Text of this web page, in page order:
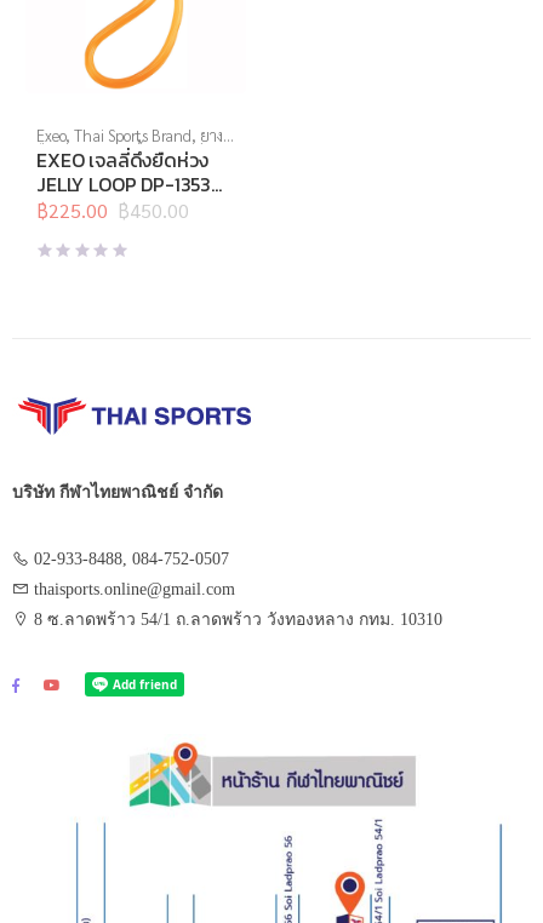
Exeo,Thai Sports Brand, ยาง
ยืด,สร้างกล้ามเนื้อ,สินค้าล็อต
สุดท้าย,อุปกรณ์คลายกล้ามเนื้อ
อุปกรณ์บริหารกาย,อุปกรณ์ยืด
เหยียด,อุปกรณ์สุขภาพเพื่อผู้สูง
วัย
อุปกรณ์เพื่อสุขภาพ
EXEO เจลลี่ดึงยืดห่วง
JELLY LOOP DP-1353
Medium (ส้ม)
฿450.00
Original
price
was:
฿225.00
Current
price
is:
บริษัท กีฬาไทยพาณิชย์ จำกัด
02-933-8488, 084-752-0507
thaisports.online@gmail.com
8 ซ.ลาดพร้าว 54/1 ถ.ลาดพร้าว วังทองหลาง กทม. 10310